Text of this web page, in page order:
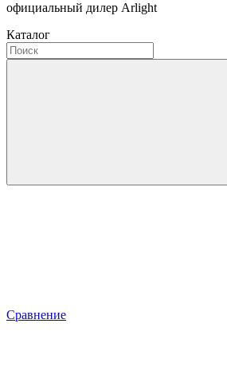
официальный дилер Arlight
Каталог
Сравнение